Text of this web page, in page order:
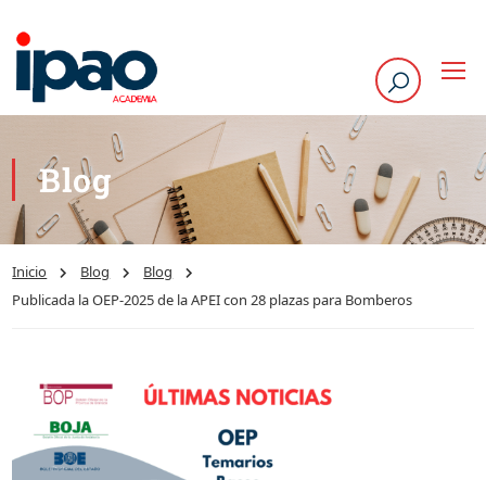
Blog
Inicio Blog
Blog
Publicada la OEP-2025 de la APEI con 28 plazas para Bomberos